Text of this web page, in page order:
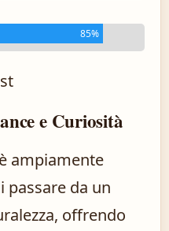
85%
e Curiosità
è ampiamente
passare da un
offrendo